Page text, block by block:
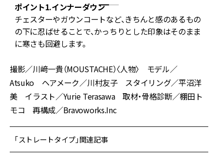
ポイント1.インナーダウン
チェスターやガウンコートなど、きちんと感のあるもの
の下に忍ばせることで、かっちりとした印象はそのまま
に寒さも回避します。
撮影／川﨑一貴（MOUSTACHE）〈人物〉 モデル／
Atsuko ヘアメーク／川村友子 スタイリング／平沼洋
美 イラスト／Yurie Terasawa 取材・骨格診断／棚田ト
モコ 再構成／Bravoworks.Inc
「ストレートタイプ」関連記事